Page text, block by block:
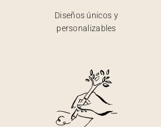
Diseños únicos y
personalizables